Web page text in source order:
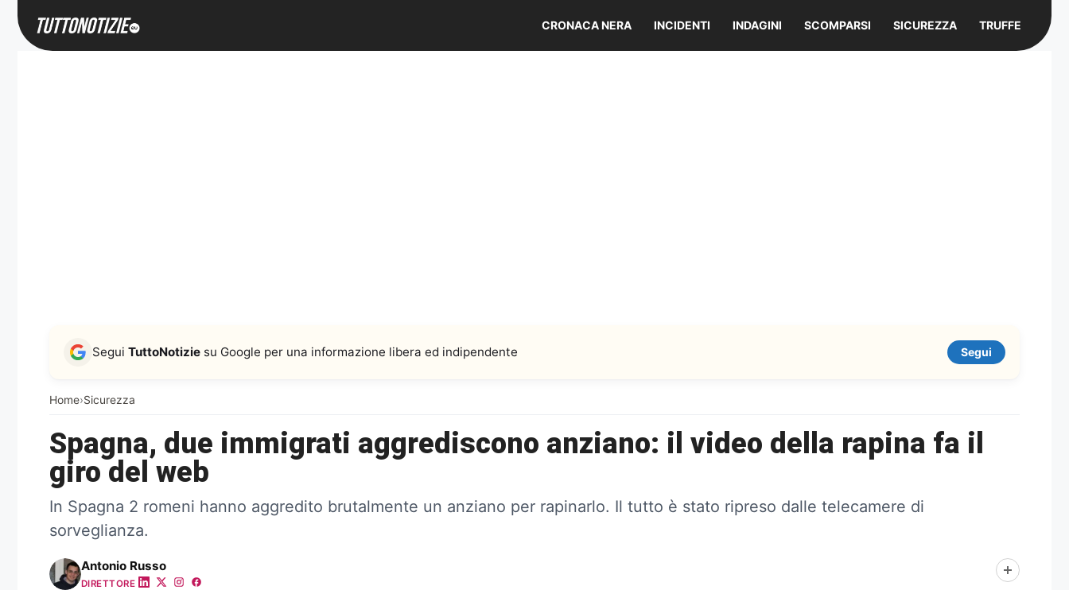
contenuto
CRONACA NERA INCIDENTI INDAGINI SCOMPARSI SICUREZZA TRUFFE
Home›Sicurezza
Segui TuttoNotizie su Google per una informazione libera ed indipendente Segui
Spagna, due immigrati aggrediscono anziano: il video della rapina fa il
giro del web
In Spagna 2 romeni hanno aggredito brutalmente un anziano per rapinarlo. Il tutto è stato ripreso dalle telecamere di
sorveglianza.
Antonio Russo
DIRETTORE